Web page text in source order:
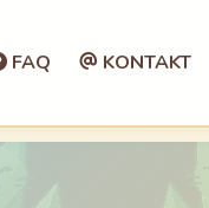
FAQ KONTAKT